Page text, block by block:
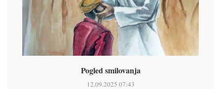
Pogled smilovanja
12.09.2025 07:43